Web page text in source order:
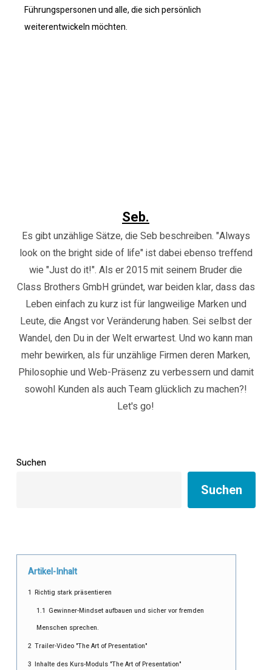
angesprochenen Themen zu beschäftigen.
Weils einfach Spaß macht, jeden Tag besser
Führungspersonen und alle, die sich persönlich
weiterentwickeln möchten.
Seb.
Es gibt unzählige Sätze, die Seb beschreiben. "Always
look on the bright side of life" ist dabei ebenso treffend
wie "Just do it!". Als er 2015 mit seinem Bruder die
Class Brothers GmbH gründet, war beiden klar, dass das
Leben einfach zu kurz ist für langweilige Marken und
Leute, die Angst vor Veränderung haben. Sei selbst der
Wandel, den Du in der Welt erwartest. Und wo kann man
mehr bewirken, als für unzählige Firmen deren Marken,
Philosophie und Web-Präsenz zu verbessern und damit
sowohl Kunden als auch Team glücklich zu machen?!
Let's go!
Suchen
Suchen
Artikel-Inhalt
1 Richtig stark präsentieren
1.1 Gewinner-Mindset aufbauen und sicher vor fremden
Menschen sprechen.
2 Trailer-Video "The Art of Presentation"
3 Inhalte des Kurs-Moduls "The Art of Presentation"